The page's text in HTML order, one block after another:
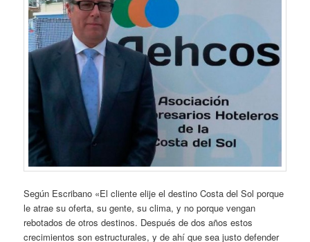
Según Escribano «El cliente elije el destino Costa del Sol porque
le atrae su oferta, su gente, su clima, y no porque vengan
rebotados de otros destinos. Después de dos años estos
crecimientos son estructurales, y de ahí que sea justo defender